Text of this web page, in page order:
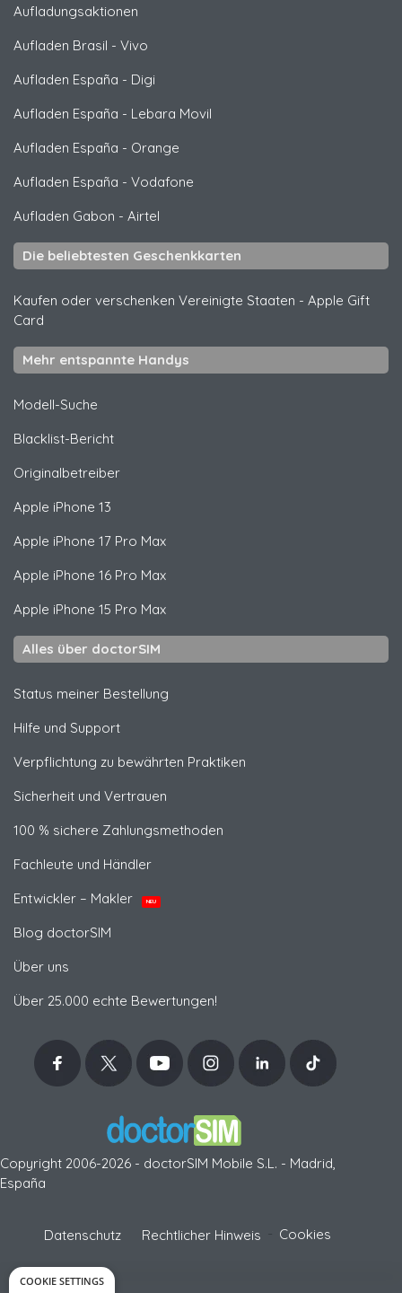
Aufladungsaktionen
Aufladen Brasil - Vivo
Aufladen España - Digi
Aufladen España - Lebara Movil
Aufladen España - Orange
Aufladen España - Vodafone
Aufladen Gabon - Airtel
Die beliebtesten Geschenkkarten
Kaufen oder verschenken Vereinigte Staaten - Apple Gift
Card
Mehr entspannte Handys
Modell-Suche
Blacklist-Bericht
Originalbetreiber
Apple iPhone 13
Apple iPhone 17 Pro Max
Apple iPhone 16 Pro Max
Apple iPhone 15 Pro Max
Alles über doctorSIM
Status meiner Bestellung
Hilfe und Support
Verpflichtung zu bewährten Praktiken
Sicherheit und Vertrauen
100 % sichere Zahlungsmethoden
Fachleute und Händler
Entwickler – Makler
NEU
Blog doctorSIM
Über uns
Über 25.000 echte Bewertungen!
Copyright 2006-2026 - doctorSIM Mobile S.L. - Madrid,
España
Datenschutz Rechtlicher Hinweis Cookies
COOKIE SETTINGS